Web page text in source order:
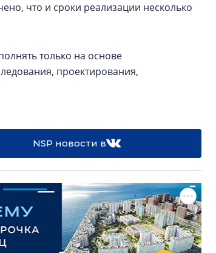
что и сроки реализации несколько
только на основе
проектирования,
NSP новости в